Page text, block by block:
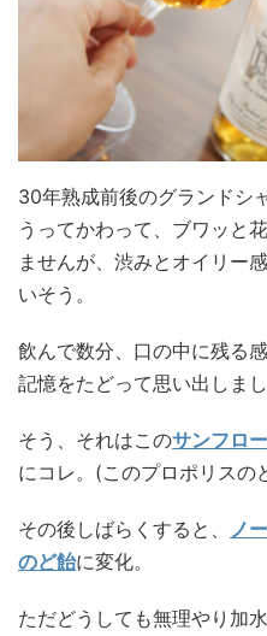
30年熟成前後のグランドシ
うってかわって、ブワッと
ませんが、渋みとオイリー
いそう。
飲んで数分、口の中に残る
記憶をたどって思い出しまし
そう、それはこのサンフロ
にコレ。(このプロポリスの
その後しばらくすると、
ノ
のど飴に変化。
ただどうしても無理やり加